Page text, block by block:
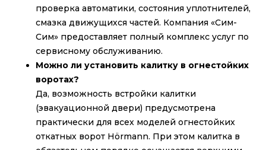
проверка автоматики, состояния уплотнителей,
смазка движущихся частей. Компания «Сим-
Сим» предоставляет полный комплекс услуг по
сервисному обслуживанию.
Можно ли установить калитку в огнестойких
воротах?
Да, возможность встройки калитки
(эвакуационной двери) предусмотрена
практически для всех моделей огнестойких
откатных ворот Hörmann. При этом калитка в